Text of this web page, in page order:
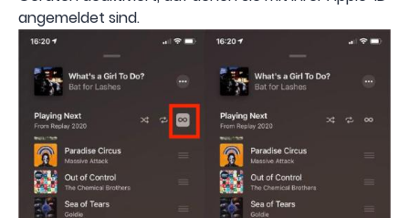
angemeldet sind.